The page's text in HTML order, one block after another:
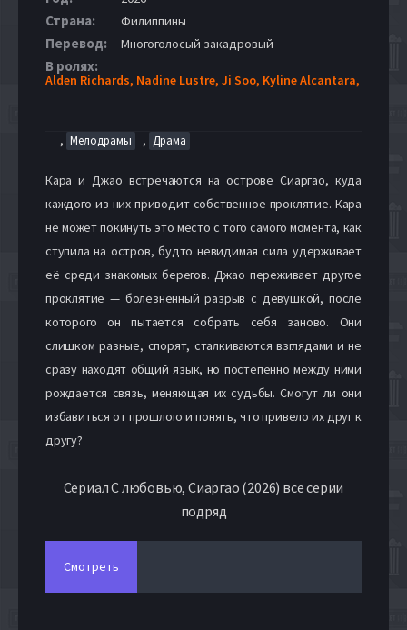
Страна: Филиппины
Перевод: Многоголосый закадровый
В ролях:
Alden Richards, Nadine Lustre, Ji Soo, Kyline Alcantara,
, Мелодрамы , Драма
Кара и Джао встречаются на острове Сиаргао, куда
каждого из них приводит собственное проклятие. Кара
не может покинуть это место с того самого момента, как
ступила на остров, будто невидимая сила удерживает
её среди знакомых берегов. Джао переживает другое
проклятие — болезненный разрыв с девушкой, после
которого он пытается собрать себя заново. Они
слишком разные, спорят, сталкиваются взглядами и не
сразу находят общий язык, но постепенно между ними
рождается связь, меняющая их судьбы. Смогут ли они
избавиться от прошлого и понять, что привело их друг к
другу?
Сериал С любовью, Сиаргао (2026) все серии
подряд
Смотреть